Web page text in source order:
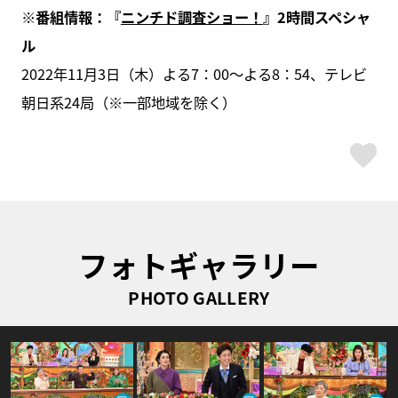
※番組情報：『ニンチド調査ショー！ 』2時間スペシャ
ル
2022年11月3日（木）よる7：00～よる8：54、テレビ
朝日系24局（※一部地域を除く）
フォトギャラリー
PHOTO GALLERY